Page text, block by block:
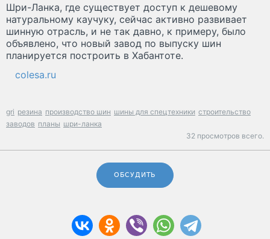
Шри-Ланка, где существует доступ к дешевому
натуральному каучуку, сейчас активно развивает
шинную отрасль, и не так давно, к примеру, было
объявлено, что новый завод по выпуску шин
планируется построить в Хабантоте.
colesa.ru
gri резина производство шин шины для спецтехники строительство
заводов планы шри-ланка
32 просмотров всего.
ОБСУДИТЬ